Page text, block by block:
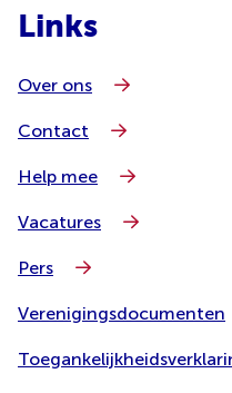
Links
Over ons
Contact
Help mee
Vacatures
Pers
Verenigingsdocumenten